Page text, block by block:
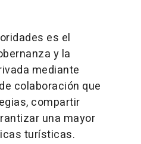
es el
y la
mediante
colaboración que
compartir
una mayor
turísticas.